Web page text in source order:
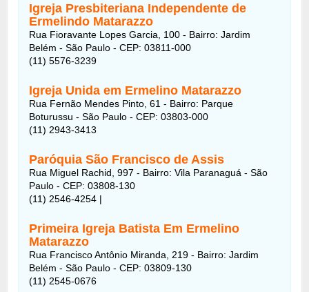
Igreja Presbiteriana Independente de
Ermelindo Matarazzo
Rua Fioravante Lopes Garcia, 100 - Bairro: Jardim
Belém - São Paulo - CEP: 03811-000
(11) 5576-3239
Igreja Unida em Ermelino Matarazzo
Rua Fernão Mendes Pinto, 61 - Bairro: Parque
Boturussu - São Paulo - CEP: 03803-000
(11) 2943-3413
Paróquia São Francisco de Assis
Rua Miguel Rachid, 997 - Bairro: Vila Paranaguá - São
Paulo - CEP: 03808-130
(11) 2546-4254 |
Primeira Igreja Batista Em Ermelino
Matarazzo
Rua Francisco Antônio Miranda, 219 - Bairro: Jardim
Belém - São Paulo - CEP: 03809-130
(11) 2545-0676